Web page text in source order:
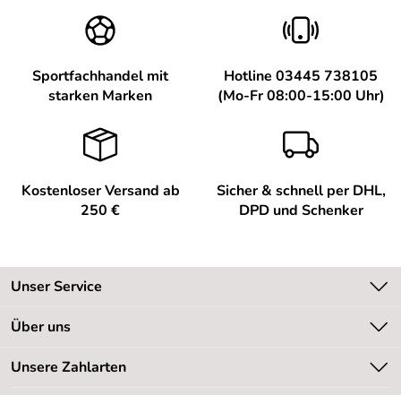
Sportfachhandel mit
starken Marken
Hotline 03445 738105
(Mo-Fr 08:00-15:00 Uhr)
Kostenloser Versand ab
250 €
Sicher & schnell per DHL,
DPD und Schenker
Unser Service
Kontakt
Newsletter
Über uns
Unsere Bestseller
Unsere Zahlarten